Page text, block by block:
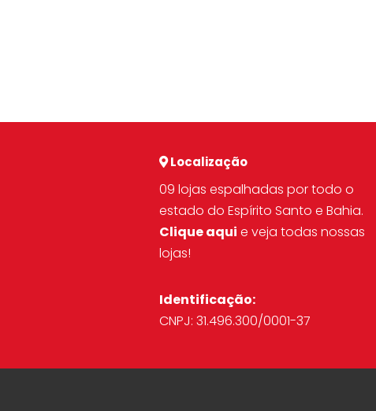
Localização
09 lojas espalhadas por todo o
estado do Espírito Santo e Bahia.
Clique aqui e veja todas nossas
lojas!
Identificação:
CNPJ: 31.496.300/0001-37